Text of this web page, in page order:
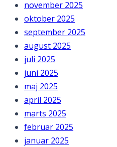
november 2025
oktober 2025
september 2025
august 2025
juli 2025
juni 2025
maj 2025
april 2025
marts 2025
februar 2025
januar 2025